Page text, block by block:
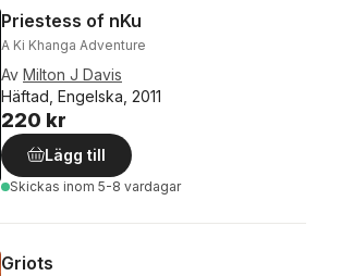
Priestess of nKu
A Ki Khanga Adventure
Av Milton J Davis
Häftad, Engelska, 2011
220 kr
Lägg till
Skickas inom 5-8 vardagar
Griots